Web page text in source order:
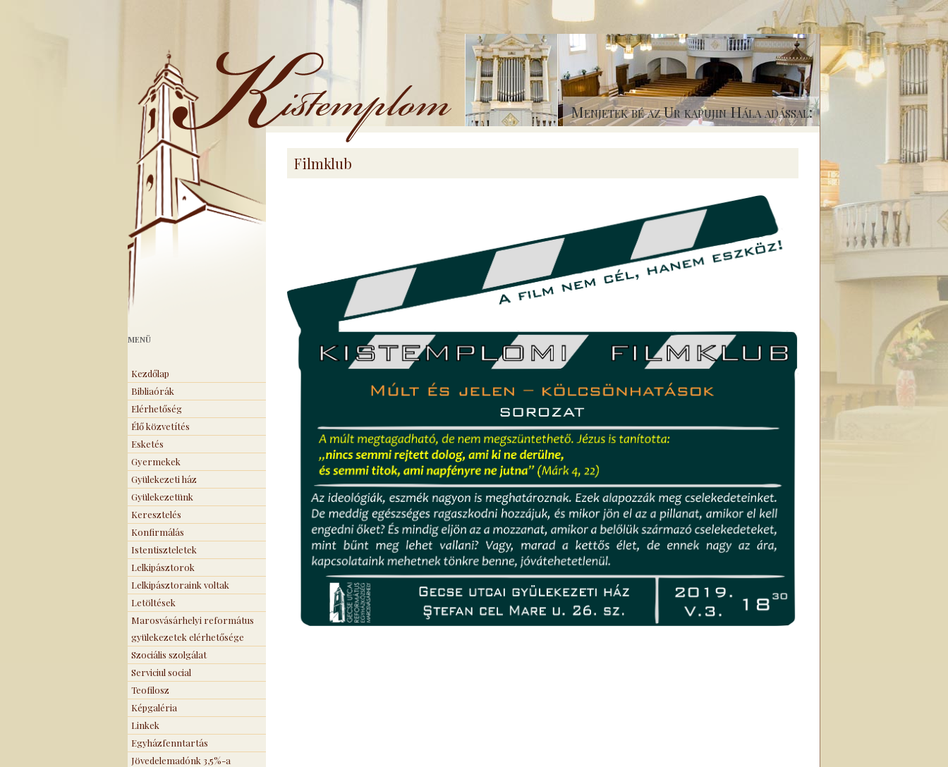
Kistemplom
Menjetek bé az Ur kapujin Hála adással:
MENÜ
Kezdőlap
Bibliaórák
Elérhetőség
Élő közvetítés
Esketés
Gyermekek
Gyülekezeti ház
Gyülekezetünk
Keresztelés
Konfirmálás
Istentiszteletek
Lelkipásztorok
Lelkipásztoraink voltak
Letöltések
Marosvásárhelyi református
gyülekezetek elérhetősége
Szociális szolgálat
Serviciul social
Teofilosz
Képgaléria
Linkek
Egyházfenntartás
Jövedelemadónk 3,5%-a
Filmklub